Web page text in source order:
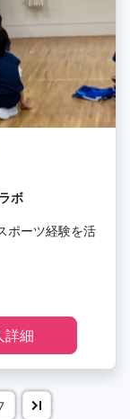
ボ
ポーツ経験を活
詳細